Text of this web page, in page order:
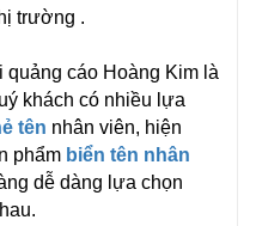
trường .
quảng cáo Hoàng Kim là
khách có nhiều lựa
tên nhân viên, hiện
phẩm biển tên nhân
dễ dàng lựa chọn